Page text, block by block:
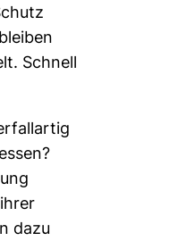
Schnell
dazu